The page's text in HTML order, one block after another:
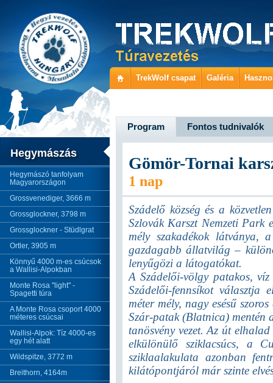
TrekWolf csapat Galéria
Hegymászás
Hegymászó tanfolyam
Magyarországon
Grossvenediger, 3666 m
Grossglockner, 3798 m
Grossglockner - Stüdlgrat
Ortler, 3905 m
Könnyű 4000 m-es csúcsok
a Wallisi-Alpokban
Monte Rosa "light" -
Spagetti túra
A Monte Rosa csoport 4000
méteres csúcsai
Wallisi-Alpok: Tíz 4000-es
egy hét alatt
Wildspitze, 3772 m
Breithorn, 4164m
Program Fontos tudnivalók
Gömör-Tornai
1 nap
Szádelő község és a
Szlovák Karszt Nemzeti Park
mély szakadékok látványa,
gazdagabb állatvilág –
lenyűgözi a látogatókat.
A Szádelői-völgy patakos,
Szádelői-fennsíkot választja
méter mély, nagy esésű
Szár-patak (Blatnica) mentén
tanösvény vezet. Az út
elkülönülő sziklacsúcs, a
sziklaalakulata azonban
kilátópontjáról már szinte